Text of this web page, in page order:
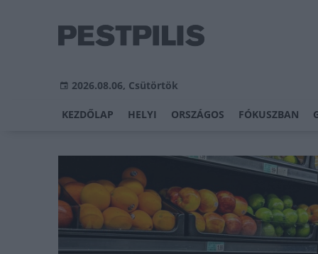
2026.08.06, Csütörtök
KEZDŐLAP HELYI ORSZÁGOS FÓKUSZBAN